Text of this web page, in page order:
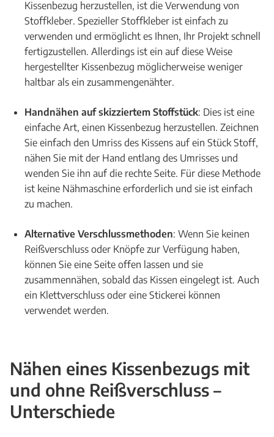
Kissenbezug herzustellen, ist die Verwendung von
Stoffkleber. Spezieller Stoffkleber ist einfach zu
verwenden und ermöglicht es Ihnen, Ihr Projekt schnell
fertigzustellen. Allerdings ist ein auf diese Weise
hergestellter Kissenbezug möglicherweise weniger
haltbar als ein zusammengenähter.
Handnähen auf skizziertem Stoffstück: Dies ist eine
einfache Art, einen Kissenbezug herzustellen. Zeichnen
Sie einfach den Umriss des Kissens auf ein Stück Stoff,
nähen Sie mit der Hand entlang des Umrisses und
wenden Sie ihn auf die rechte Seite. Für diese Methode
ist keine Nähmaschine erforderlich und sie ist einfach
zu machen.
Alternative Verschlussmethoden: Wenn Sie keinen
Reißverschluss oder Knöpfe zur Verfügung haben,
können Sie eine Seite offen lassen und sie
zusammennähen, sobald das Kissen eingelegt ist. Auch
ein Klettverschluss oder eine Stickerei können
verwendet werden.
Nähen eines Kissenbezugs mit
und ohne Reißverschluss –
Unterschiede